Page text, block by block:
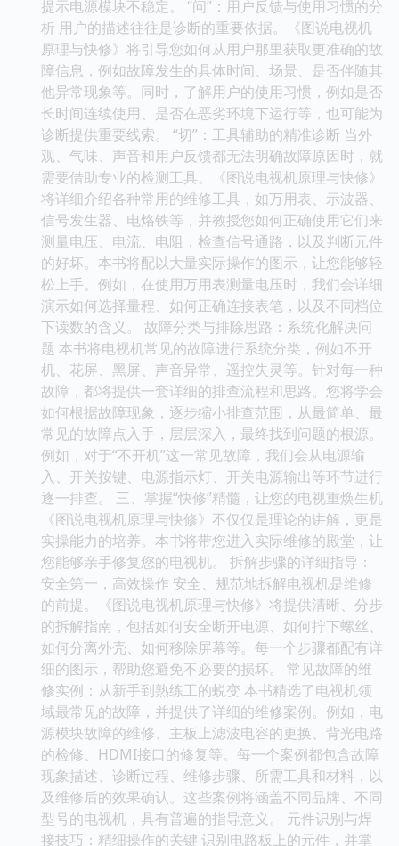
提示电源模块不稳定。 “问”：用户反馈与使用习惯的分
析 用户的描述往往是诊断的重要依据。《图说电视机
原理与快修》将引导您如何从用户那里获取更准确的故
障信息，例如故障发生的具体时间、场景、是否伴随其
他异常现象等。同时，了解用户的使用习惯，例如是否
长时间连续使用、是否在恶劣环境下运行等，也可能为
诊断提供重要线索。 “切”：工具辅助的精准诊断 当外
观、气味、声音和用户反馈都无法明确故障原因时，就
需要借助专业的检测工具。《图说电视机原理与快修》
将详细介绍各种常用的维修工具，如万用表、示波器、
信号发生器、电烙铁等，并教授您如何正确使用它们来
测量电压、电流、电阻，检查信号通路，以及判断元件
的好坏。本书将配以大量实际操作的图示，让您能够轻
松上手。例如，在使用万用表测量电压时，我们会详细
演示如何选择量程、如何正确连接表笔，以及不同档位
下读数的含义。 故障分类与排除思路：系统化解决问
题 本书将电视机常见的故障进行系统分类，例如不开
机、花屏、黑屏、声音异常、遥控失灵等。针对每一种
故障，都将提供一套详细的排查流程和思路。您将学会
如何根据故障现象，逐步缩小排查范围，从最简单、最
常见的故障点入手，层层深入，最终找到问题的根源。
例如，对于“不开机”这一常见故障，我们会从电源输
入、开关按键、电源指示灯、开关电源输出等环节进行
逐一排查。 三、掌握“快修”精髓，让您的电视重焕生机
《图说电视机原理与快修》不仅仅是理论的讲解，更是
实操能力的培养。本书将带您进入实际维修的殿堂，让
您能够亲手修复您的电视机。 拆解步骤的详细指导：
安全第一，高效操作 安全、规范地拆解电视机是维修
的前提。《图说电视机原理与快修》将提供清晰、分步
的拆解指南，包括如何安全断开电源、如何拧下螺丝、
如何分离外壳、如何移除屏幕等。每一个步骤都配有详
细的图示，帮助您避免不必要的损坏。 常见故障的维
修实例：从新手到熟练工的蜕变 本书精选了电视机领
域最常见的故障，并提供了详细的维修案例。例如，电
源模块故障的维修、主板上滤波电容的更换、背光电路
的检修、HDMI接口的修复等。每一个案例都包含故障
现象描述、诊断过程、维修步骤、所需工具和材料，以
及维修后的效果确认。这些案例将涵盖不同品牌、不同
型号的电视机，具有普遍的指导意义。 元件识别与焊
接技巧：精细操作的关键 识别电路板上的元件，并掌